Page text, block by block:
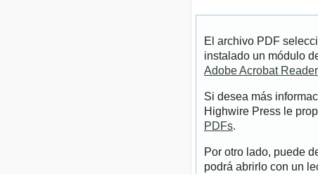
El archivo PDF
instalado un módulo
Adobe Acrobat Reader
Si desea más
Highwire Press le
PDFs.
Por otro lado, puede
podrá abrirlo con un